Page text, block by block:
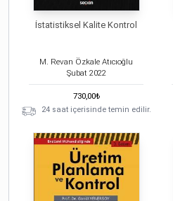
İstatistiksel Kalite Kontrol
M. Revan Özkale Atıcıoğlu
Şubat 2022
730,00₺
24 saat içerisinde temin edilir.